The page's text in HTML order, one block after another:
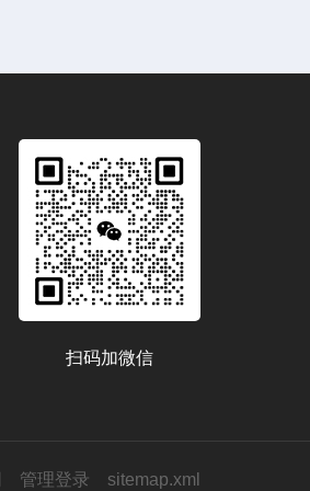
扫码加微信
管理登录 sitemap.xml